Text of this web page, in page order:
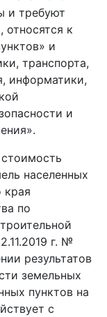
и требуют
к
и
транспорта,
информатики,
и
населенных
края
по
г. №
результатов
земельных
пунктов на
с